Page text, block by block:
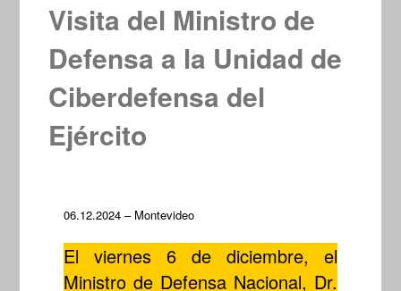
Visita del Ministro de
Defensa a la Unidad de
Ciberdefensa del
Ejército
06.12.2024 – Montevideo
El viernes 6 de diciembre, el
Ministro de Defensa Nacional, Dr.